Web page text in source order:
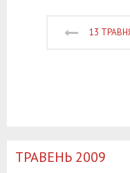
13
TРАВЕНЬ 2009